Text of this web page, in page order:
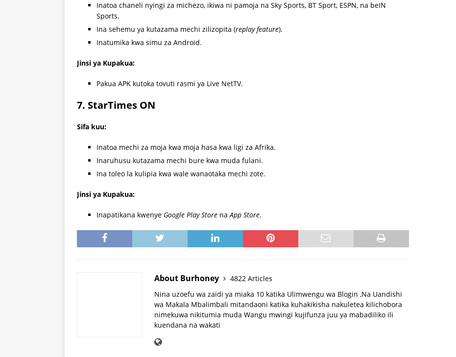
Inatoa chaneli nyingi za michezo, ikiwa ni pamoja na Sky Sports, BT Sport, ESPN, na beIN
Sports.
Ina sehemu ya kutazama mechi zilizopita (replay feature).
Inatumika kwa simu za Android.
Jinsi ya Kupakua:
Pakua APK kutoka tovuti rasmi ya Live NetTV.
7. StarTimes ON
Sifa kuu:
Inatoa mechi za moja kwa moja hasa kwa ligi za Afrika.
Inaruhusu kutazama mechi bure kwa muda fulani.
Ina toleo la kulipia kwa wale wanaotaka mechi zote.
Jinsi ya Kupakua:
Inapatikana kwenye Google Play Store naApp Store.
About Burhoney
4822 Articles
Nina uzoefu wa zaidi ya miaka 10 katika Ulimwengu wa Blogin ,Na Uandishi
wa Makala Mbalimbali mitandaoni katika kuhakikisha nakuletea kilichobora
nimekuwa nikitumia muda Wangu mwingi kujifunza juu ya mabadiliko ili
kuendana na wakati